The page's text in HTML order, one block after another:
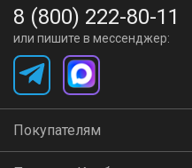
8 (800) 222-80-11
или пишите в мессенджер:
Покупателям